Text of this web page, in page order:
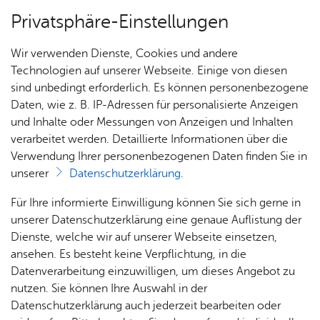
Über­sicht Bür­ger & Stadt
Rat­
haus &
Bür­
ger­
ser­vice
Rat­
häu­ser
Nach­
rich­
ten,
Vi­de­os
& Bil­
der
Me­di­
Jobs
Stel­
len­an­
ge­bo­te
Aus­bil­
dung &
Stu­di­
Bauen
& Um­
welt
Geo­
da­ten
Ge­
sund­
heit &
kum
Stadt­ge­schich­te
Vor­le­sen
Stadt­chro­nik
In der Friedrichshafener Stadtchronik werden die
vielfältigen historischen Geschehnisse in griffiger
Form zusammengeführt. Kennen Sie ein
bedeutendes historisches Ereignis, das nicht in
der Chronik aufgeführt ist? Dann nutzen Sie das
Formular für einen neuen Eintrag.
Privatsphäre-Einstellungen
Wir verwenden Dienste, Cookies und andere
Technologien auf unserer Webseite. Einige von diesen
sind unbedingt erforderlich. Es können personenbezogene
Daten, wie z. B. IP-Adressen für personalisierte Anzeigen
und Inhalte oder Messungen von Anzeigen und Inhalten
verarbeitet werden. Detaillierte Informationen über die
Verwendung Ihrer personenbezogenen Daten finden Sie in
unserer
Datenschutzerklärung.
Für Ihre informierte Einwilligung können Sie sich gerne in
unserer Datenschutzerklärung eine genaue Auflistung der
Dienste, welche wir auf unserer Webseite einsetzen,
ansehen. Es besteht keine Verpflichtung, in die
Datenverarbeitung einzuwilligen, um dieses Angebot zu
nutzen. Sie können Ihre Auswahl in der
Datenschutzerklärung auch jederzeit bearbeiten oder